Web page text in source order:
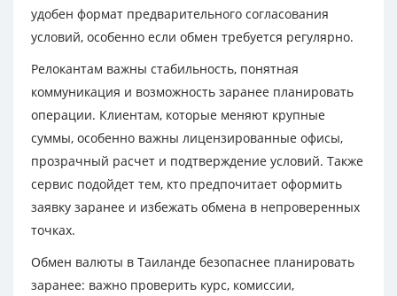
удобен формат предварительного согласования
условий, особенно если обмен требуется регулярно.
Релокантам важны стабильность, понятная
коммуникация и возможность заранее планировать
операции. Клиентам, которые меняют крупные
суммы, особенно важны лицензированные офисы,
прозрачный расчет и подтверждение условий. Также
сервис подойдет тем, кто предпочитает оформить
заявку заранее и избежать обмена в непроверенных
точках.
Обмен валюты в Таиланде безопаснее планировать
заранее: важно проверить курс, комиссии,